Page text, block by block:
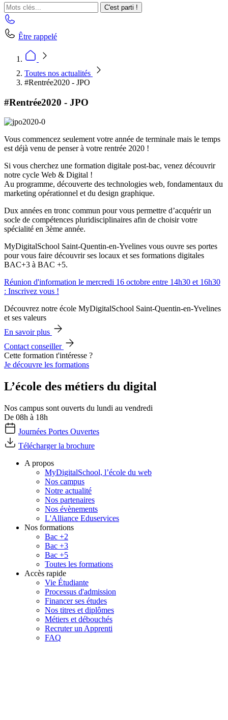
C'est parti !
Être rappelé
Toutes nos actualités
#Rentrée2020 - JPO
#Rentrée2020 - JPO
Vous commencez seulement votre année de terminale mais le temps
est déjà venu de penser à votre rentrée 2020 !
Si vous cherchez une formation digitale post-bac, venez découvrir
notre cycle Web & Digital !
Au programme, découverte des technologies web, fondamentaux du
marketing opérationnel et du design graphique.
Dux années en tronc commun pour vous permettre d’acquérir un
socle de compétences pluridisciplinaires afin de choisir votre
spécialité en 3ème année.
MyDigitalSchool Saint-Quentin-en-Yvelines vous ouvre ses portes
pour vous faire découvrir ses locaux et ses formations digitales
BAC+3 à BAC +5.
Réunion d'information le mercredi 16 octobre entre 14h30 et 16h30
: Inscrivez vous !
Découvrez notre école MyDigitalSchool Saint-Quentin-en-Yvelines
et ses valeurs
En savoir plus
Contact conseiller
Cette formation t'intéresse ?
Je découvre les formations
L’école des métiers du digital
Nos campus sont ouverts du lundi au vendredi
De 08h à 18h
Journées Portes Ouvertes
Télécharger la brochure
A propos
MyDigitalSchool, l’école du web
Nos campus
Notre actualité
Nos partenaires
Nos évènements
L'Alliance Eduservices
Nos formations
Bac +2
Bac +3
Bac +5
Toutes les formations
Accès rapide
Vie Étudiante
Processus d'admission
Financer ses études
Nos titres et diplômes
Métiers et débouchés
Recruter un Apprenti
FAQ